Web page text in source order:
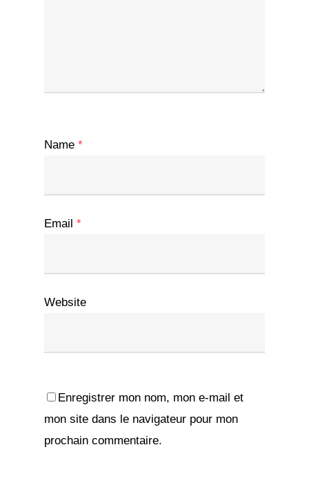
Name *
Email *
Website
Enregistrer mon nom, mon e-mail et
mon site dans le navigateur pour mon
prochain commentaire.